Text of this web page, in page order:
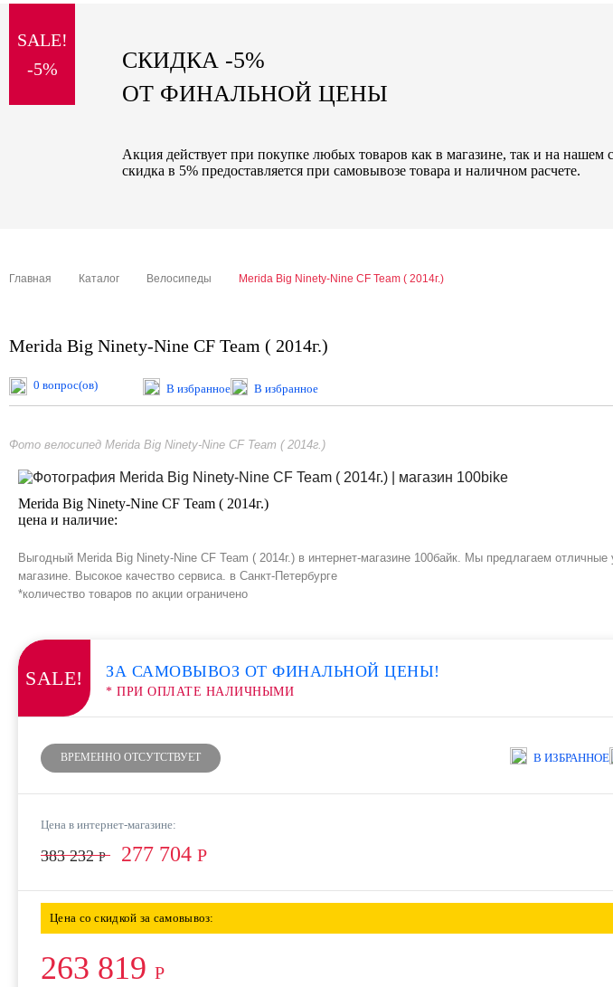
special price
SALE!
-5%
СКИДКА -5%
ОТ ФИНАЛЬНОЙ ЦЕНЫ
Акция действует при покупке любых товаров как в магазине, так и на нашем
скидка в 5% предоставляется при самовывозе товара и наличном расчете.
Главная Каталог Велосипеды Merida Big Ninety-Nine CF Team ( 2014г.)
Merida Big Ninety-Nine CF Team ( 2014г.)
0 вопрос(ов) В избранное В избранное
Фото велосипед Merida Big Ninety-Nine CF Team ( 2014г.)
Merida Big Ninety-Nine CF Team ( 2014г.)
цена и наличие:
Выгодный Merida Big Ninety-Nine CF Team ( 2014г.) в интернет-магазине 100байк. Мы предлагаем
магазине. Высокое качество сервиса. в Санкт-Петербурге
*количество товаров по акции ограничено
SALE! ЗА САМОВЫВОЗ ОТ ФИНАЛЬНОЙ ЦЕНЫ!
* ПРИ ОПЛАТЕ НАЛИЧНЫМИ
ВРЕМЕННО ОТСУТСТВУЕТ В ИЗБРАННОЕ
Цена в интернет-магазине:
383 232Р 277 704 Р
Цена со скидкой за самовывоз:
263 819 Р